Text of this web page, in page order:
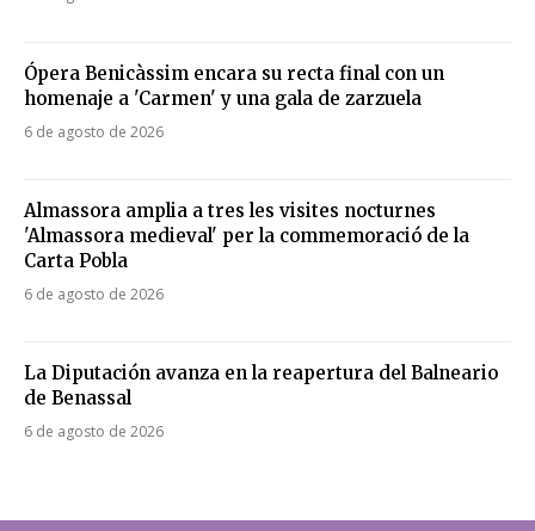
Ópera Benicàssim encara su recta final con un
homenaje a 'Carmen' y una gala de zarzuela
6 de agosto de 2026
Almassora amplia a tres les visites nocturnes
'Almassora medieval' per la commemoració de la
Carta Pobla
6 de agosto de 2026
La Diputación avanza en la reapertura del Balneario
de Benassal
6 de agosto de 2026